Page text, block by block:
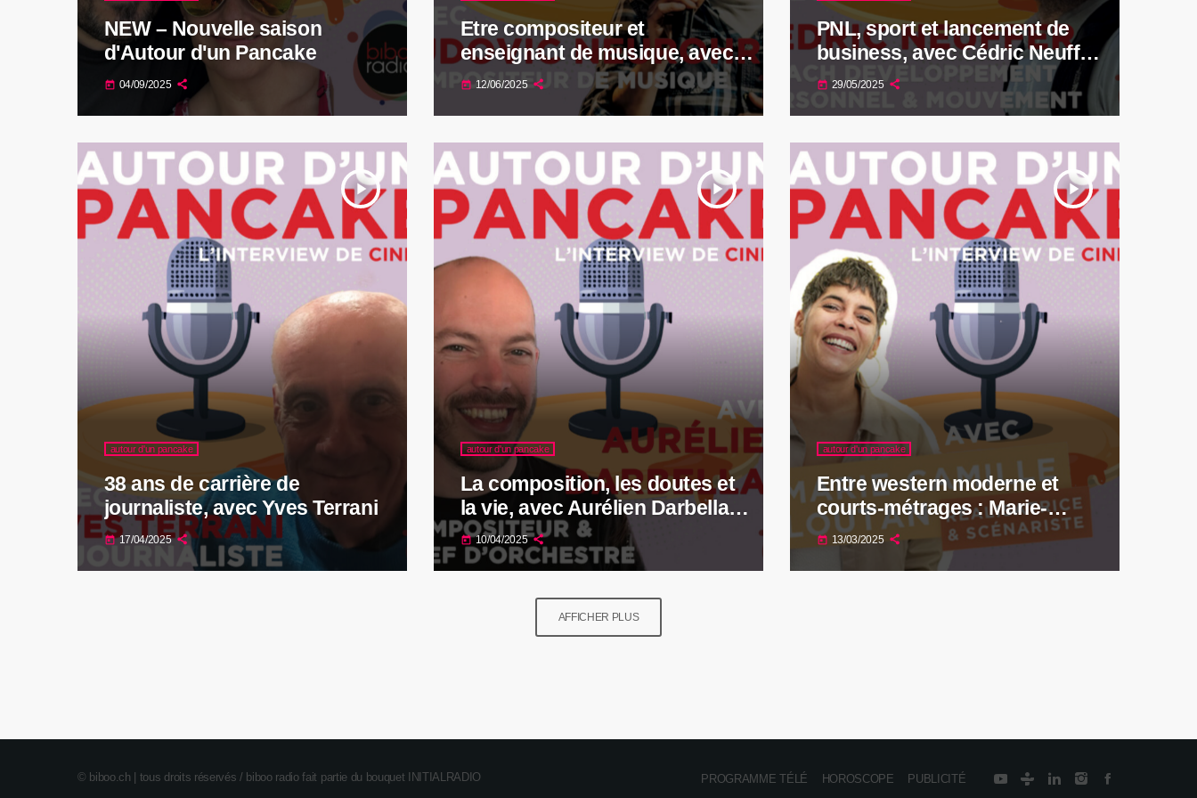
NEW – Nouvelle saison
d'Autour d'un Pancake
today 04/09/2025
Etre compositeur et
enseignant de musique, avec
Ludovic Neurohr
today 12/06/2025
PNL, sport et lancement de
business, avec Cédric Neuffer,
coach
today 29/05/2025
play_arrow
autour d'un pancake
38 ans de carrière de
journaliste, avec Yves Terrani
today 17/04/2025
play_arrow
autour d'un pancake
La composition, les doutes et
la vie, avec Aurélien Darbellay,
compositeur et chef
d'orchestre
today 10/04/2025
play_arrow
autour d'un pancake
Entre western moderne et
courts-métrages : Marie-
Camille Loutan, une voix
féminine dans le cinéma suisse
today 13/03/2025
AFFICHER PLUS
© biboo.ch | tous droits réservés / biboo radio fait partie du bouquet INITIALRADIO PROGRAMME TÉLÉ HOROSCOPE PUBLICITÉ